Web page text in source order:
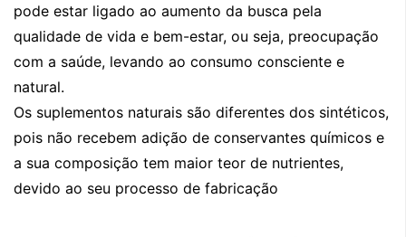
pode estar ligado ao aumento da busca pela
qualidade de vida e bem-estar, ou seja, preocupação
com a saúde, levando ao consumo consciente e
natural.
Os suplementos naturais são diferentes dos sintéticos,
pois não recebem adição de conservantes químicos e
a sua composição tem maior teor de nutrientes,
devido ao seu processo de fabricação